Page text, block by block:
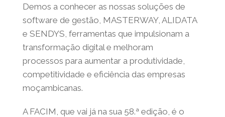
Demos a conhecer as nossas soluções de
software de gestão, MASTERWAY, ALIDATA
e SENDYS, ferramentas que impulsionam a
transformação digital e melhoram
processos para aumentar a produtividade,
competitividade e eficiência das empresas
moçambicanas.
A FACIM, que vai já na sua 58.ª edição, é o